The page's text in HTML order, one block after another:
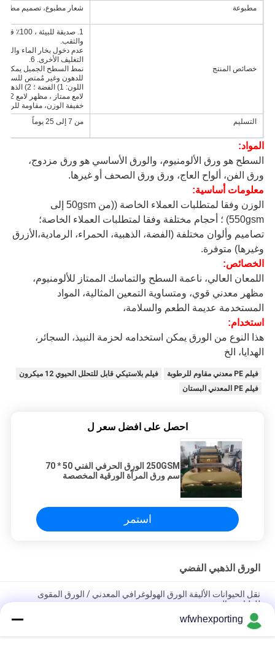
مطبوعة شعار مطبوع، تصميم
خصائص المنتج
والثقب.
التغليف الأخرى. 6.
للدهون وغير مُمتص للسوائل
لامع ممتاز ، مظهر لامع 12.
خفيفة الوزن، مقاومة
التسليم
من 7 إلى 25 يوماً
المواد:
السطح هو ورق الألومنيوم، والورق الأساسي هو ورق مزدوج،
ورق الفن، ألواح العاج، ورق ورق الصحف أو غيرها.
معلومات أساسية:
الوزن وفقا لمتطلبات العملاء الخاصة ((من 50gsm إلى
550gsm) ؛ أحجام مختلفة وفقا لمتطلبات العملاء الخاصة؛
تصاميم وألوان مختلفة (الفضة، الذهبية، الحمراء، الرمادية،الأزرق
وغيرها) متوفرة.
الخصائص:
اللمعان العالي، ناعمة السطح والتماسك الممتاز للألومنيوم،
مظهر معدني قوي، ومتساوية التمعين المثالية، المواد
المستخدمة عديمة الطعم والسلامة،
استخدام:
هذا النوع من الورق يمكن استخدامه لحزمة النبيذ، السجائر،
الهدايا، الخ
فيلم PE معدني مقاوم للرطوبة
فيلم بلاستيكي قابل للتحلل الحيوي 12 ميكرون
فيلم PE المعدني البستان
احصل على افضل سعر ل
250GSM الورق الحرفي الفني 50 * 70
سم ورق المرآة الورقية المخصصة
استمر
الورق الذهبي الفضي
نقل الحيوانات الأليفة الورق الهولوغرافي المعدني / الورق المقوى
للطباعة والتعبئة
المخصصة السماكة والحجم الورق المعدني الفضي / الذهبي
wfwhexporting